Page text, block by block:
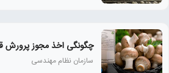
چگونگی اخذ مجوز پرورش
سازمان نظام مهندسی